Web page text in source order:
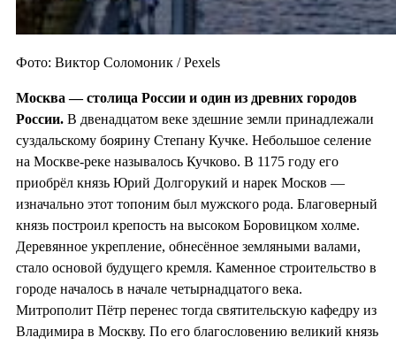
Фото: Виктор Соломоник / Pexels
Москва — столица России и один из древних городов
России. В двенадцатом веке здешние земли принадлежали
суздальскому боярину Степану Кучке. Небольшое селение
на Москве-реке называлось Кучково. В 1175 году его
приобрёл князь Юрий Долгорукий и нарек Москов —
изначально этот топоним был мужского рода. Благоверный
князь построил крепость на высоком Боровицком холме.
Деревянное укрепление, обнесённое земляными валами,
стало основой будущего кремля. Каменное строительство в
городе началось в начале четырнадцатого века.
Митрополит Пётр перенес тогда святительскую кафедру из
Владимира в Москву. По его благословению великий князь